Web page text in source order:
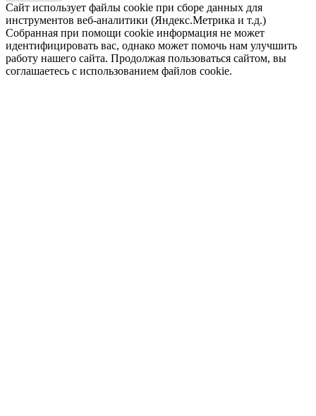
Cайт использует файлы cookie при сборе данных для
инструментов веб-аналитики (Яндекс.Метрика и т.д.)
Собранная при помощи cookie информация не может
идентифицировать вас, однако может помочь нам улучшить
работу нашего сайта. Продолжая пользоваться сайтом, вы
соглашаетесь с использованием файлов cookie.